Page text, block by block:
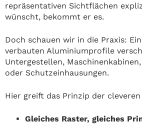
repräsentativen Sichtflächen
wünscht, bekommt er es.
Doch schauen wir in die Praxis:
verbauten Aluminiumprofile
Untergestellen,
oder Schutzeinhausungen.
Hier greift das Prinzip der
Gleiches Raster, gleiches